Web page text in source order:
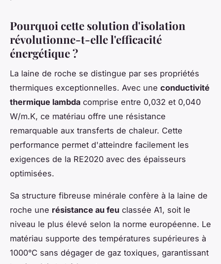
Pourquoi cette solution d'isolation
révolutionne-t-elle l'efficacité
énergétique ?
La laine de roche se distingue par ses propriétés
thermiques exceptionnelles. Avec une conductivité
thermique lambda comprise entre 0,032 et 0,040
W/m.K, ce matériau offre une résistance
remarquable aux transferts de chaleur. Cette
performance permet d'atteindre facilement les
exigences de la RE2020 avec des épaisseurs
optimisées.
Sa structure fibreuse minérale confère à la laine de
roche une résistance au feu classée A1, soit le
niveau le plus élevé selon la norme européenne. Le
matériau supporte des températures supérieures à
1000°C sans dégager de gaz toxiques, garantissant